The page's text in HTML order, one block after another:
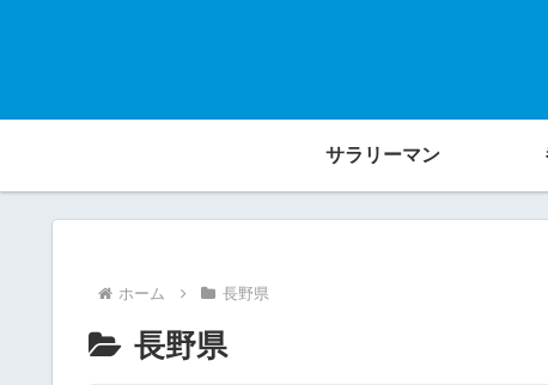
サラリーマン
ホーム 長野県
長野県